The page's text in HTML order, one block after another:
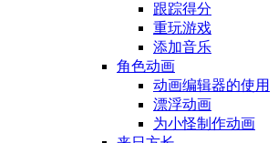
跟踪得分
重玩游戏
添加音乐
角色动画
动画编辑器的使用
漂浮动画
为小怪制作动画